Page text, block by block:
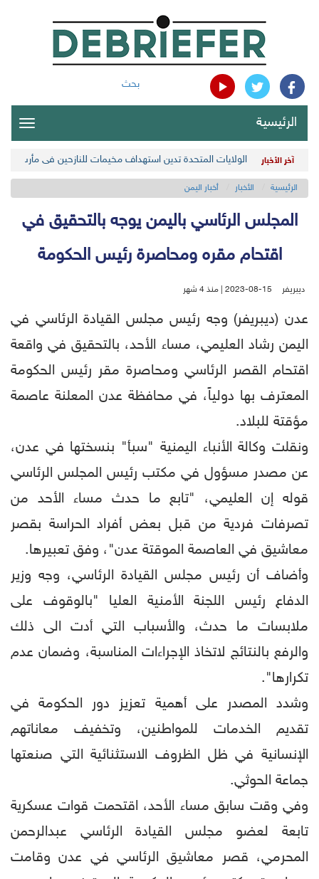
بحث
الرئيسية
آخر الأخبار الولايات المتحدة تدين استهداف مخيمات للنازحين في مأرب
الرئيسية الأخبار أخبار اليمن
المجلس الرئاسي باليمن يوجه بالتحقيق في
اقتحام مقره ومحاصرة رئيس الحكومة
ديبريفر 2023-08-15 | منذ 4 شهر
عدن (ديبريفر) وجه رئيس مجلس القيادة الرئاسي في
اليمن رشاد العليمي، مساء الأحد، بالتحقيق في واقعة
اقتحام القصر الرئاسي ومحاصرة مقر رئيس الحكومة
المعترف بها دولياً، في محافظة عدن المعلنة عاصمة
مؤقتة للبلاد.
ونقلت وكالة الأنباء اليمنية "سبأ" بنسختها في عدن،
عن مصدر مسؤول في مكتب رئيس المجلس الرئاسي
قوله إن العليمي، "تابع ما حدث مساء الأحد من
تصرفات فردية من قبل بعض أفراد الحراسة بقصر
معاشيق في العاصمة الموقتة عدن"، وفق تعبيرها.
وأضاف أن رئيس مجلس القيادة الرئاسي، وجه وزير
الدفاع رئيس اللجنة الأمنية العليا "بالوقوف على
ملابسات ما حدث، والأسباب التي أدت الى ذلك
والرفع بالنتائج لاتخاذ الإجراءات المناسبة، وضمان عدم
تكرارها".
وشدد المصدر على أهمية تعزيز دور الحكومة في
تقديم الخدمات للمواطنين، وتخفيف معاناتهم
الإنسانية في ظل الظروف الاستثنائية التي صنعتها
جماعة الحوثي.
وفي وقت سابق مساء الأحد، اقتحمت قوات عسكرية
تابعة لعضو مجلس القيادة الرئاسي عبدالرحمن
المحرمي، قصر معاشيق الرئاسي في عدن وقامت